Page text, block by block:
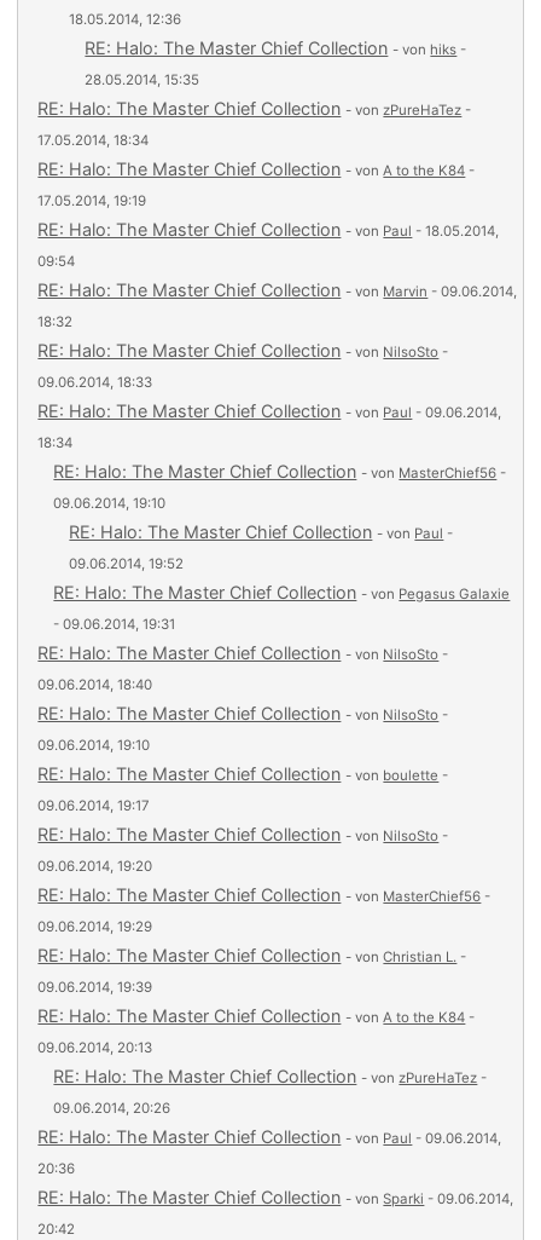
18.05.2014, 12:36
RE: Halo: The Master Chief Collection - von hiks -
28.05.2014, 15:35
RE: Halo: The Master Chief Collection - vonzPureHaTez -
17.05.2014, 18:34
RE: Halo: The Master Chief Collection - vonA to the K84 -
17.05.2014, 19:19
RE: Halo: The Master Chief Collection - von Paul - 18.05.2014,
09:54
RE: Halo: The Master Chief Collection - von Marvin - 09.06.2014,
18:32
RE: Halo: The Master Chief Collection - von NilsoSto -
09.06.2014, 18:33
RE: Halo: The Master Chief Collection - von Paul - 09.06.2014,
18:34
RE: Halo: The Master Chief Collection - von MasterChief56 -
09.06.2014, 19:10
RE: Halo: The Master Chief Collection - von Paul -
09.06.2014, 19:52
RE: Halo: The Master Chief Collection - von Pegasus Galaxie
- 09.06.2014, 19:31
RE: Halo: The Master Chief Collection - von NilsoSto -
09.06.2014, 18:40
RE: Halo: The Master Chief Collection - von NilsoSto -
09.06.2014, 19:10
RE: Halo: The Master Chief Collection - von boulette -
09.06.2014, 19:17
RE: Halo: The Master Chief Collection - von NilsoSto -
09.06.2014, 19:20
RE: Halo: The Master Chief Collection - von MasterChief56 -
09.06.2014, 19:29
RE: Halo: The Master Chief Collection - vonChristian L. -
09.06.2014, 19:39
RE: Halo: The Master Chief Collection - vonA to the K84 -
09.06.2014, 20:13
RE: Halo: The Master Chief Collection - vonzPureHaTez -
09.06.2014, 20:26
RE: Halo: The Master Chief Collection - von Paul - 09.06.2014,
20:36
RE: Halo: The Master Chief Collection - vonSparki - 09.06.2014,
20:42